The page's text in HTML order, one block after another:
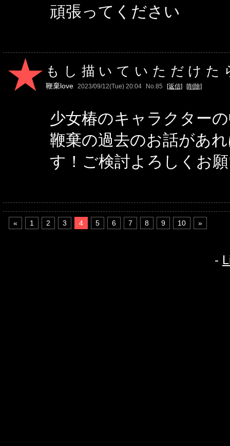
頑張ってください
もし描いていただけた
鞭棄love 2023/09/12(Tue) 20:04 No.85 [返信] [削除]
少女椿のキャラクター
鞭棄の過去のお話があ
す！ご検討よろしくお
« 1 2 3 4 5 6 7 8 9 10 »
-